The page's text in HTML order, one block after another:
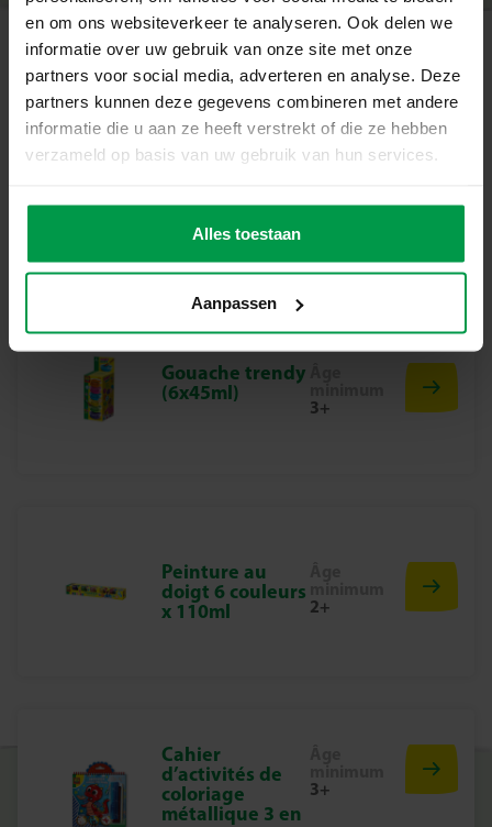
en om ons websiteverkeer te analyseren. Ook delen we
informatie over uw gebruik van onze site met onze
partners voor social media, adverteren en analyse. Deze
partners kunnen deze gegevens combineren met andere
informatie die u aan ze heeft verstrekt of die ze hebben
verzameld op basis van uw gebruik van hun services.
Alles toestaan
Aanpassen
un choix écoresponsable pour encourager les loisirs
créatifs. Ce coffret de craie pour enfants convient aussi au
dessin sur tableau. Chaque craie lavable tableau garantit
une utilisation pratique et propre. Il allie durabilité,
sécurité et plaisir de dessiner dans un format pratique et
coloré.
Produits apparentés
Peinture à doigtÂge
Gouache trendy
(6x45ml)
3+
Peinture au
doigt 6 couleurs
x 110ml
2+
Cahier
d’activités de
coloriage
métallique 3 en
3+